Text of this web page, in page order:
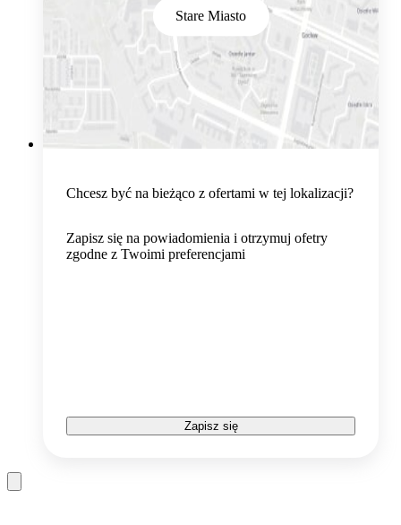
Stare Miasto
Chcesz być na bieżąco z ofertami w tej lokalizacji?
Zapisz się na powiadomienia i otrzymuj ofetry
zgodne z Twoimi preferencjami
Zapisz się